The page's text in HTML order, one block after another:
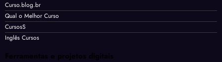
Curso.blog.br
Qual o Melhor Curso
CursosS
Inglês Cursos
Ferramentas e projetos digitais